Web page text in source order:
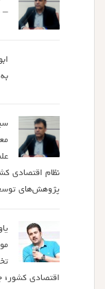
–
نظام اقتصادی
پژوهش‌های
اقتصادی